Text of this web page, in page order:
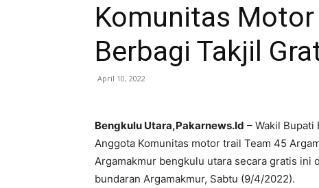
Komunitas Motor
Berbagi Takjil
April 10, 2022
Bengkulu Utara,Pakarnews.Id – Wakil Bupati
Anggota Komunitas motor trail Team 45
Argamakmur bengkulu utara secara gratis ini
bundaran Argamakmur, Sabtu (9/4/2022).